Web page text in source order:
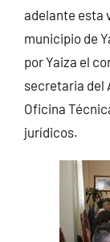
adelante esta
municipio de
por Yaiza el
secretaria del
Oficina
jurídicos.